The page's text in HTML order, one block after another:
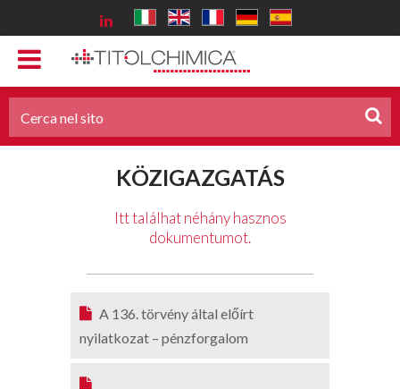
KÖZIGAZGATÁS
Itt találhat néhány hasznos
dokumentumot.
nyilatkozat – pénzforgalom